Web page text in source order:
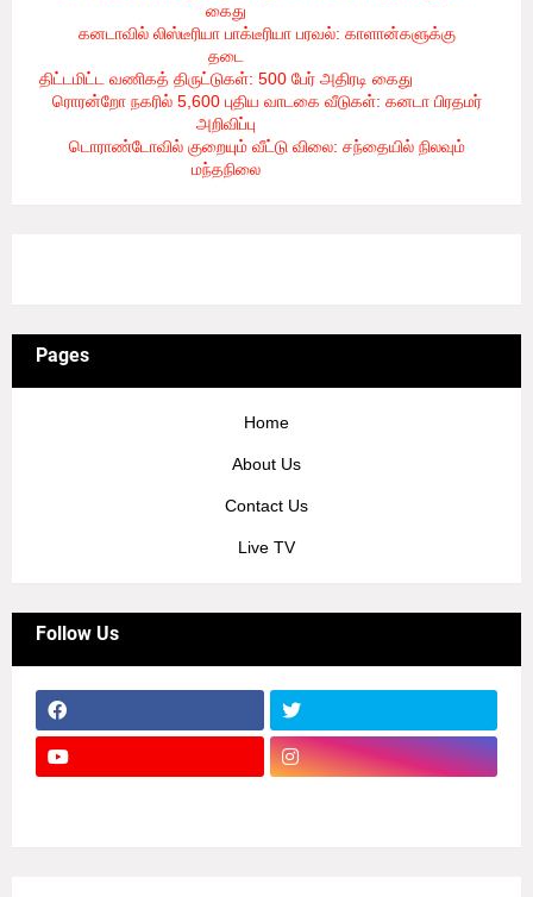
கைது
கனடாவில் லிஸ்டீரியா பாக்டீரியா பரவல்: காளான்களுக்கு
தடை
திட்டமிட்ட வணிகத் திருட்டுகள்: 500 பேர் அதிரடி கைது
ரொரன்றோ நகரில் 5,600 புதிய வாடகை வீடுகள்: கனடா பிரதமர்
அறிவிப்பு
டொராண்டோவில் குறையும் வீட்டு விலை: சந்தையில் நிலவும்
மந்தநிலை- 8/6/2026
Pages
Home
About Us
Contact Us
Live TV
Follow Us